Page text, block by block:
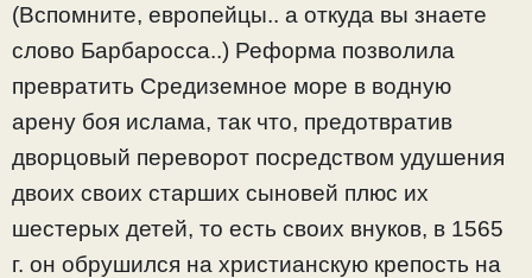
(Вспомните, европейцы.. а откуда вы знаете
слово Барбаросса..) Реформа позволила
превратить Средиземное море в водную
арену боя ислама, так что, предотвратив
дворцовый переворот посредством удушения
двоих своих старших сыновей плюс их
шестерых детей, то есть своих внуков, в 1565
г. он обрушился на христианскую крепость на